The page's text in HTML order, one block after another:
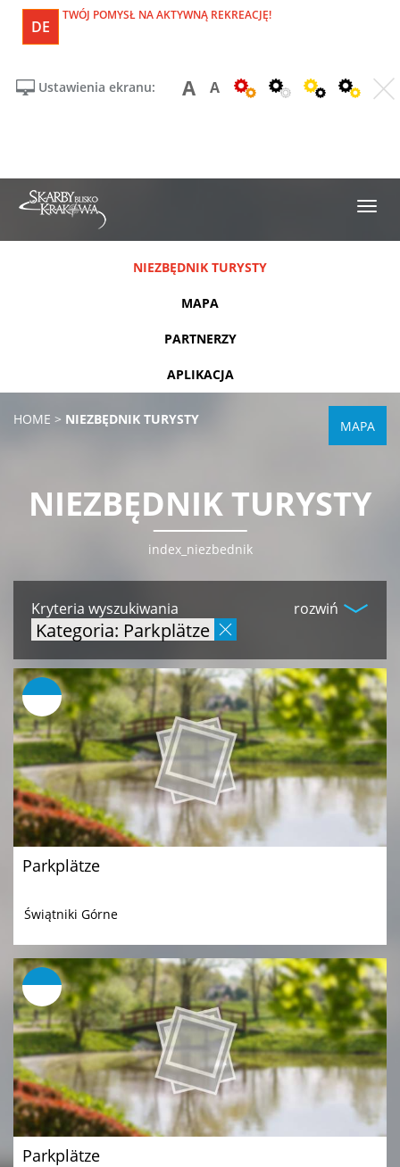
DE
TWÓJ POMYSŁ NA AKTYWNĄ REKREACJĘ!
Ustawienia ekranu: A A
NIEZBĘDNIK TURYSTY
MAPA
PARTNERZY
APLIKACJA
HOME > NIEZBĘDNIK TURYSTY MAPA
NIEZBĘDNIK TURYSTY
index_niezbednik
rozwiń
Kryteria wyszukiwania
Kategoria: Parkplätze
Parkplätze
Świątniki Górne
Parkplätze